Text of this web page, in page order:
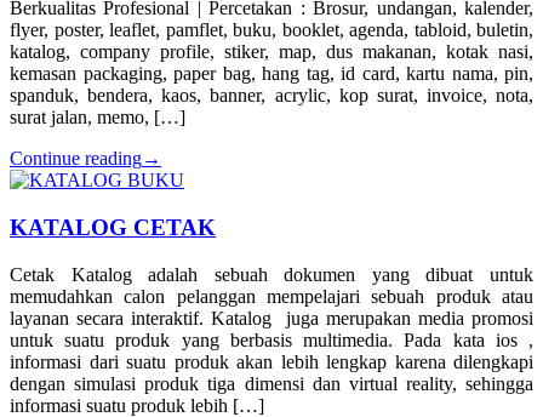
Berkualitas Profesional | Percetakan : Brosur, undangan, kalender,
flyer, poster, leaflet, pamflet, buku, booklet, agenda, tabloid, buletin,
katalog, company profile, stiker, map, dus makanan, kotak nasi,
kemasan packaging, paper bag, hang tag, id card, kartu nama, pin,
spanduk, bendera, kaos, banner, acrylic, kop surat, invoice, nota,
surat jalan, memo, […]
Continue reading→
KATALOG CETAK
Cetak Katalog adalah sebuah dokumen yang dibuat untuk
memudahkan calon pelanggan mempelajari sebuah produk atau
layanan secara interaktif. Katalog juga merupakan media promosi
untuk suatu produk yang berbasis multimedia. Pada kata ios ,
informasi dari suatu produk akan lebih lengkap karena dilengkapi
dengan simulasi produk tiga dimensi dan virtual reality, sehingga
informasi suatu produk lebih […]